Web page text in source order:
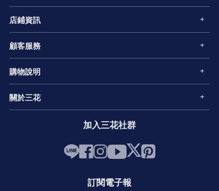
店鋪資訊
顧客服務
購物說明
關於三花
加入三花社群
訂閱電子報